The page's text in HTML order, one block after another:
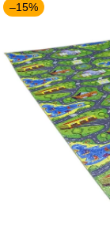
–15%